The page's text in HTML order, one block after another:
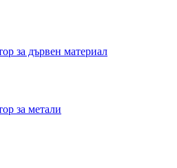
за дървен материал
за метали